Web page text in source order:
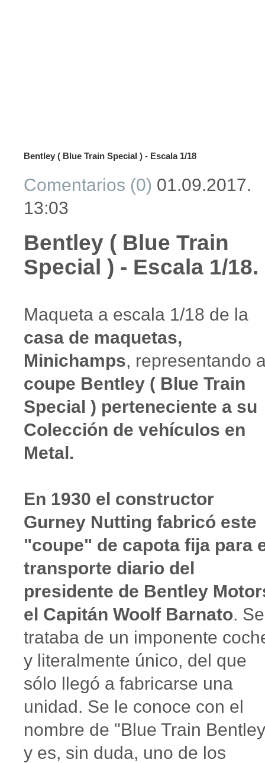
Bentley ( Blue Train Special ) - Escala 1/18
Comentarios (0) 01.09.2017.
13:03
Bentley ( Blue Train
Special ) - Escala 1/18.
Maqueta a escala 1/18 de la
casa de maquetas,
Minichamps, representando
coupe Bentley ( Blue Train
Special ) perteneciente a su
Colección de vehículos en
Metal.
En 1930 el constructor
Gurney Nutting fabricó este
"coupe" de capota fija para
transporte diario del
presidente de Bentley
el Capitán Woolf Barnato. Se
trataba de un imponente
y literalmente único, del que
sólo llegó a fabricarse una
unidad. Se le conoce con el
nombre de "Blue Train
y es, sin duda, uno de los